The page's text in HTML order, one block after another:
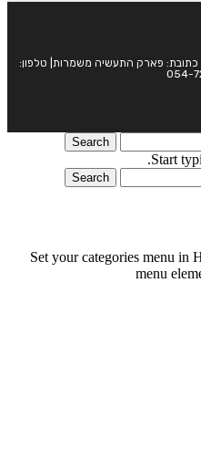
© כל הזכויות שמורות ל- 4Party 2024 | כתובת: פארק התעשיה משמרות| טלפון:
054-
Search
Start
Search
Set your categories menu in
menu